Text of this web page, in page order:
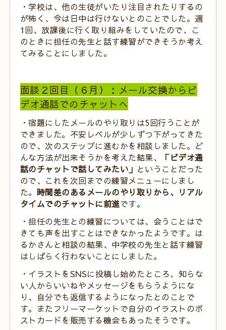
・学校は、他の生徒がいたり注目されたりするの
が怖く、今は日中は行けないとのことでした。週
1回、放課後に行く取り組みをしていたので、こ
のときに担任の先生と話す練習ができそうか考え
てみることにしました。
面談２回目（６月）：メール交換からビ
デオ通話でのチャットへ
・宿題にしたメールのやり取りは5回行うことが
できました。不安レベルが少しずつ下がってきた
ので、次のステップに進むかを相談しました。ど
んな方法が出来そうかを考えた結果、
「ビデオ通
話のチャットで話してみたい」 ということだった
ので、これを次回までの練習メニューにしまし
た。 時間差のあるメールのやり取りから、リアル
タイムでのチャットに前進です。
・担任の先生との練習については、会うことはで
きても声を出すことはできなかったようです。は
るかさんと相談の結果、中学校の先生と話す練習
はしばらく行わないことにしました。
・イラストをSNSに投稿し始めたところ、知らな
い人からいいねやメッセージをもらうようにな
り、自分でも返信するようになったとのことで
す。またフリーマーケットで自分のイラストのポ
ストカードを販売する機会もあったそうです。